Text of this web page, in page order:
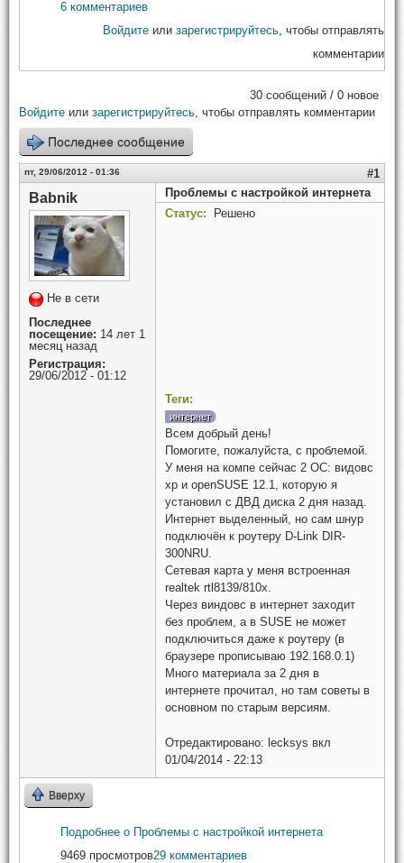
6 комментариев
Войдите или зарегистрируйтесь, чтобы отправлять
комментарии
30 сообщений / 0 новое
Войдите или зарегистрируйтесь, чтобы отправлять комментарии
Последнее сообщение
пт, 29/06/2012 - 01:36 #1
Babnik
Не в сети
Последнее
посещение: 14 лет 1
месяц назад
Регистрация:
29/06/2012 - 01:12
Проблемы с настройкой интернета
Статус:
Решено
Теги:
интернет
Всем добрый день!
Помогите, пожалуйста, с проблемой.
У меня на компе сейчас 2 ОС: видовс
хр и openSUSE 12.1, которую я
установил с ДВД диска 2 дня назад.
Интернет выделенный, но сам шнур
подключён к роутеру D-Link DIR-
300NRU.
Сетевая карта у меня встроенная
realtek rtl8139/810x.
Через виндовс в интернет заходит
без проблем, а в SUSE не может
подключиться даже к роутеру (в
браузере прописываю 192.168.0.1)
Много материала за 2 дня в
интернете прочитал, но там советы в
основном по старым версиям.
Отредактировано: lecksys вкл
01/04/2014 - 22:13
Вверху
Подробнее о Проблемы с настройкой интернета
9469 просмотров29 комментариев